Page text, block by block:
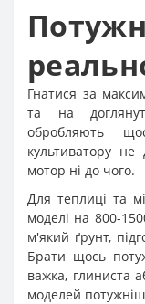
Гнатися за
та на
обробляють
культиватору
мотор ні до чого.
Для теплиці та
моделі на 800-
м'який ґрунт,
Брати щось
важка, глиниста
моделей